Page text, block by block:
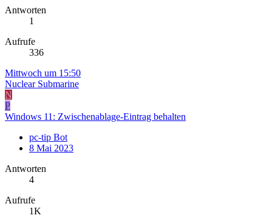
Antworten
1
Aufrufe
336
Mittwoch um 15:50
Nuclear Submarine
N
P
Windows 11: Zwischenablage-Eintrag behalten
pc-tip Bot
8 Mai 2023
Antworten
4
Aufrufe
1K